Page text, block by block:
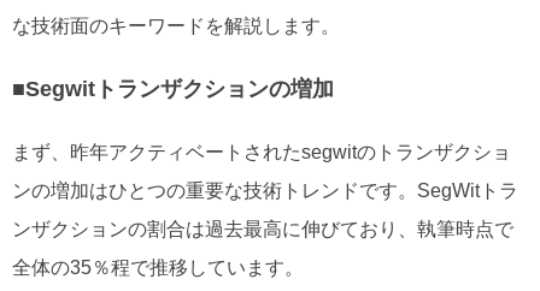
な技術面のキーワードを解説します。
■Segwitトランザクションの増加
まず、昨年アクティベートされたsegwitのトランザクショ
ンの増加はひとつの重要な技術トレンドです。SegWitトラ
ンザクションの割合は過去最高に伸びており、執筆時点で
全体の35％程で推移しています。